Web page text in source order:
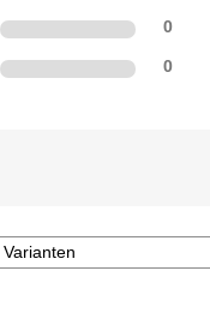
0
0